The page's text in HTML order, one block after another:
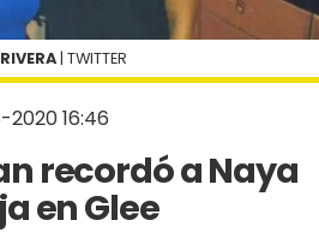
2020 16:46
recordó a Naya
en Glee
| TWITTER